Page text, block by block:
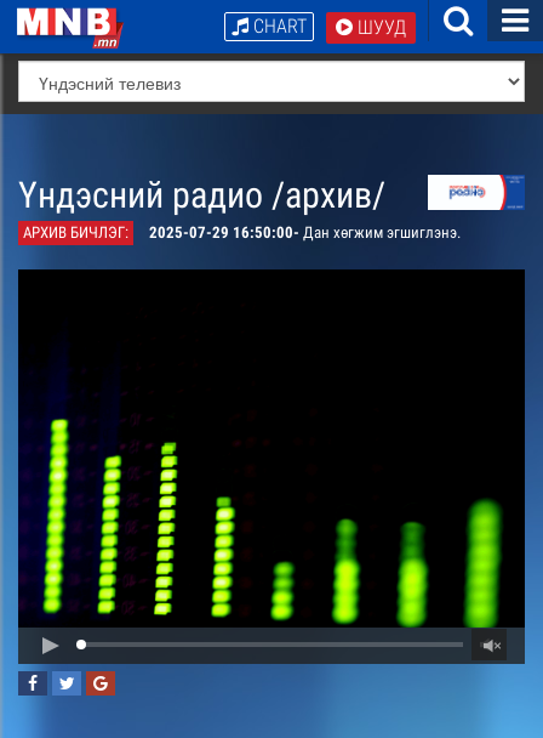
ШУУД
CHART
Үндэсний радио /архив/
АРХИВ БИЧЛЭГ: 2025-07-29 16:50:00- Дан хөгжим эгшиглэнэ.